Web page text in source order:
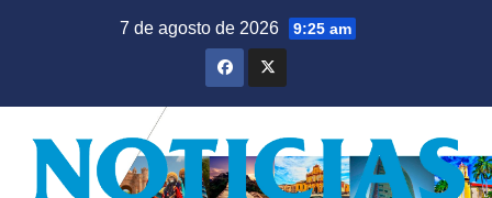
7 de agosto de 2026 9:25 am